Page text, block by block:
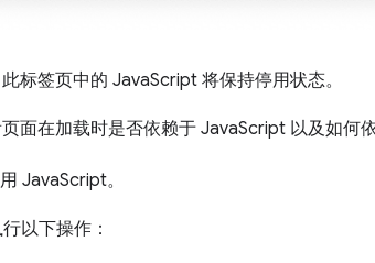
标签页中的 JavaScript 将保持停用状态。
面在加载时是否依赖于 JavaScript 以及如何
JavaScript。
以下操作：